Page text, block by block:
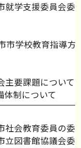
学支援委員会委
市学校教育指導方
主要課題について
体制について
会教育委員の委
図書館協議会委